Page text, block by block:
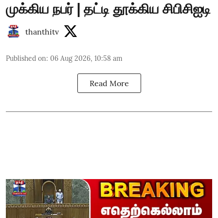
முக்கிய நபர் | தட்டி தூக்கிய சிபிசிஐடி
thanthitv
Published on: 06 Aug 2026, 10:58 am
Read More